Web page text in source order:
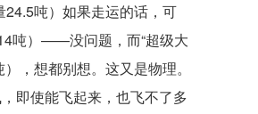
24.5吨）如果走运的话，可
吨）——没问题，而“超级大
，想都别想。这又是物理。
即使能飞起来，也飞不了多